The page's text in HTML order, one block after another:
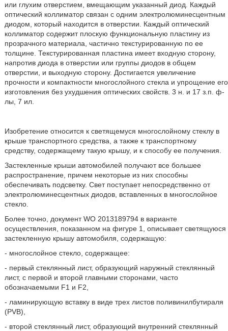
или глухим отверстием, вмещающим указанный диод. Каждый
оптический коллиматор связан с одним электролюминесцентным
диодом, который находится в отверстии. Каждый оптический
коллиматор содержит плоскую функциональную пластину из
прозрачного материала, частично текстурированную по ее
толщине. Текстурированная пластина имеет входную сторону,
напротив диода в отверстии или группы диодов в общем
отверстии, и выходную сторону. Достигается увеличение
прочности и компактности многослойного стекла и упрощение его
изготовления без ухудшения оптических свойств. 3 н. и 17 з.п. ф-
лы, 7 ил.
Изобретение относится к светящемуся многослойному стеклу в
крыше транспортного средства, а также к транспортному
средству, содержащему такую крышу, и к способу ее получения.
Застекленные крыши автомобилей получают все большее
распространение, причем некоторые из них способны
обеспечивать подсветку. Свет поступает непосредственно от
электролюминесцентных диодов, вставленных в многослойное
стекло.
Более точно, документ WO 2013189794 в варианте
осуществления, показанном на фигуре 1, описывает светящуюся
застекленную крышу автомобиля, содержащую:
- многослойное стекло, содержащее:
- первый стеклянный лист, образующий наружный стеклянный
лист, с первой и второй главными сторонами, часто
обозначаемыми F1 и F2,
- ламинирующую вставку в виде трех листов поливинилбутираля
(PVB),
- второй стеклянный лист, образующий внутренний стеклянный